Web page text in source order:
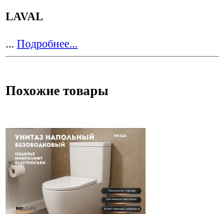
LAVAL
... Подробнее...
Похожие товары